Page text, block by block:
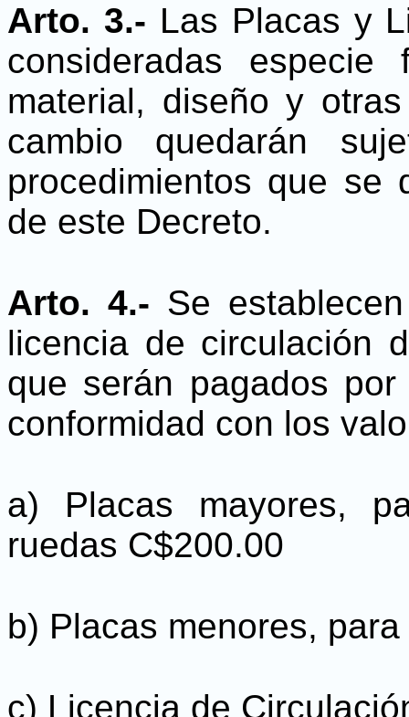
Arto. 3.- Las Placas y
consideradas
material, diseño y
cambio quedarán
procedimientos que se
de este Decreto.
Arto. 4.- Se
licencia de circulación
que serán pagados
conformidad con los
a) Placas mayores,
ruedas C$200.00
b) Placas menores,
c) Licencia de